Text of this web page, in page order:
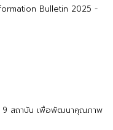
Bulletin 2025 -
9 สถาบัน เพื่อพัฒนาคุณภาพ